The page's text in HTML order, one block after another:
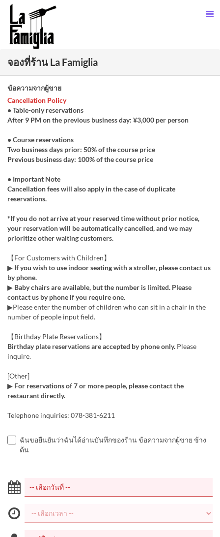
จองที่ร้าน La Famiglia
ข้อความจากผู้ขาย
Cancellation Policy
• Table-only reservations
After 9 PM on the previous business day: ¥3,000 per person
• Course reservations
Two business days prior: 50% of the course price
Previous business day: 100% of the course price
• Important Note
Cancellation fees will also apply in the case of duplicate
reservations.
*If you do not arrive at your reserved time without prior notice,
your reservation will be automatically cancelled, and we may
prioritize other waiting customers.
【For Customers with Children】
▶ If you wish to use indoor seating with a stroller, please contact us
by phone.
▶ Baby chairs are available, but the number is limited. Please
contact us by phone if you require one.
▶Please enter the number of children who can sit in a chair in the
number of people input field.
【Birthday Plate Reservations】
Birthday plate reservations are accepted by phone only. Please
inquire.
[Other]
▶ For reservations of 7 or more people, please contact the
restaurant directly.
Telephone inquiries: 078-381-6211
ฉันขอยืนยันว่าฉันได้อ่านบันทึกของร้าน ข้อความจากผู้ขาย ข้าง
ต้น